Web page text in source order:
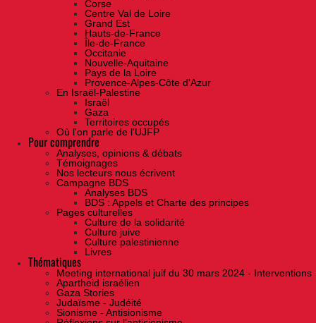
Corse
Centre Val de Loire
Grand Est
Hauts-de-France
Île-de-France
Occitanie
Nouvelle-Aquitaine
Pays de la Loire
Provence-Alpes-Côte d'Azur
En Israël-Palestine
Israël
Gaza
Territoires occupés
Où l'on parle de l'UJFP
Pour comprendre
Analyses, opinions & débats
Témoignages
Nos lecteurs nous écrivent
Campagne BDS
Analyses BDS
BDS : Appels et Charte des principes
Pages culturelles
Culture de la solidarité
Culture juive
Culture palestinienne
Livres
Thématiques
Meeting international juif du 30 mars 2024 - Interventions
Apartheid israélien
Gaza Stories
Judaïsme - Judéité
Sionisme - Antisionisme